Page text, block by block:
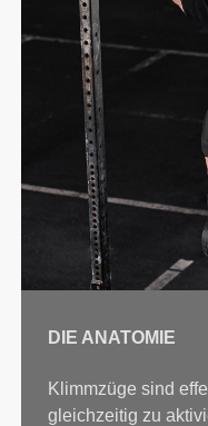
DIE ANATOMIE
Klimmzüge sind
gleichzeitig zu